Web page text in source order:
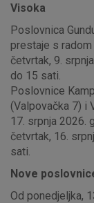
Visoka
Poslovnica
prestaje s radom
četvrtak, 9.
do 15 sati.
Poslovnice
(Valpovačka 7) i
17. srpnja 2026.
četvrtak, 16.
sati.
Nove
Od ponedjeljka,